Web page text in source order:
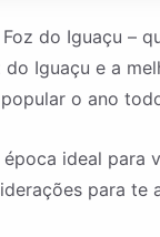
do Iguaçu –
Iguaçu e a
o ano
ideal para
para te